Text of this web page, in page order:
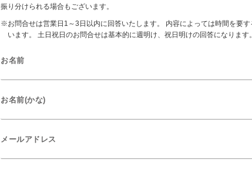
振り分けられる場合もございます。
※お問合せは営業日1～3日以内に回答いたします。 内容によっては時間を要す
います。 土日祝日のお問合せは基本的に週明け、祝日明けの回答になります。
お名前
お名前(かな)
メールアドレス